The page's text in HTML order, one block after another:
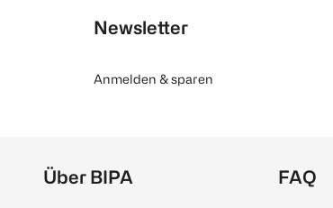
Newsletter
Anmelden & sparen
Über BIPA FAQ